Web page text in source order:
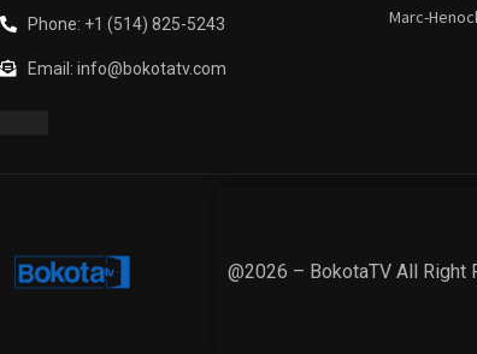
Phone: +1 (514) 825-5243
Email: info@bokotatv.com
Marc-
@2026 – BokotaTV All Right